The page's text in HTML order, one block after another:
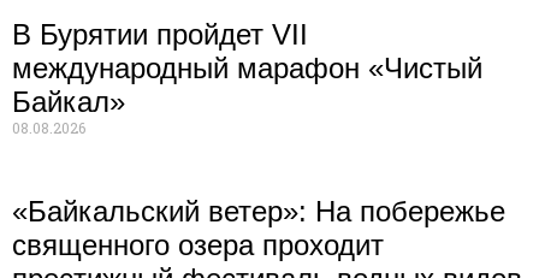
В Бурятии пройдет VII
международный марафон «Чистый
Байкал»
08.08.2026
«Байкальский ветер»: На побережье
священного озера проходит